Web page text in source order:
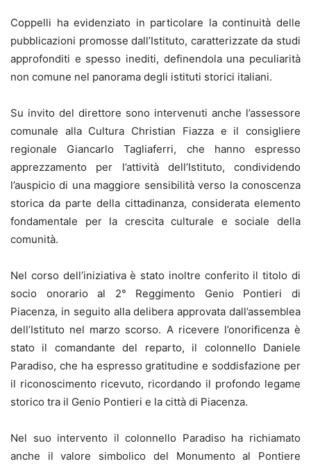
Coppelli ha evidenziato in particolare la continuità delle
pubblicazioni promosse dall’Istituto, caratterizzate da studi
approfonditi e spesso inediti, definendola una peculiarità
non comune nel panorama degli istituti storici italiani.
Su invito del direttore sono intervenuti anche l’assessore
comunale alla Cultura Christian Fiazza e il consigliere
regionale Giancarlo Tagliaferri, che hanno espresso
apprezzamento per l’attività dell’Istituto, condividendo
l’auspicio di una maggiore sensibilità verso la conoscenza
storica da parte della cittadinanza, considerata elemento
fondamentale per la crescita culturale e sociale della
comunità.
Nel corso dell’iniziativa è stato inoltre conferito il titolo di
socio onorario al 2° Reggimento Genio Pontieri di
Piacenza, in seguito alla delibera approvata dall’assemblea
dell’Istituto nel marzo scorso. A ricevere l’onorificenza è
stato il comandante del reparto, il colonnello Daniele
Paradiso, che ha espresso gratitudine e soddisfazione per
il riconoscimento ricevuto, ricordando il profondo legame
storico tra il Genio Pontieri e la città di Piacenza.
Nel suo intervento il colonnello Paradiso ha richiamato
anche il valore simbolico del Monumento al Pontiere